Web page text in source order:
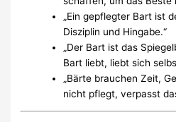
„Ein gepflegter Bart ist
Disziplin und Hingabe.“
„Der Bart ist das
Bart liebt, liebt sich
„Bärte brauchen Zeit,
nicht pflegt, verpasst